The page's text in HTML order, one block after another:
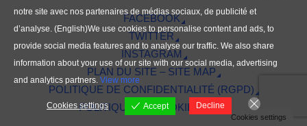
FACEBOOK
TWITTER
INSTAGRAM
PLAN DU SITE – SITE MAP
POLITIQUE DE CONFIDENTIALITÉ (RGPD)
POLITIQUE DE COOKIES (EU)
notre site avec nos partenaires de médias sociaux, de publicité et
d’analyse. (English)We use cookies to personalise content and ads, to
provide social media features and to analyse our traffic. We also share
information about your use of our site with our social media, advertising
and analytics partners. View more
Cookies settings Accept Decline
Cookies settings